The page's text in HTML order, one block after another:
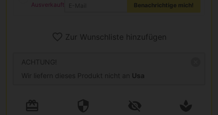
Ausverkauft Benachrichtige mich!
Zur Wunschliste hinzufügen
ACHTUNG!
Wir liefern dieses Produkt nicht an Usa